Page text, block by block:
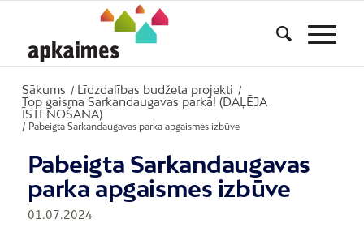
Sākums / Līdzdalības budžeta projekti /
Top gaisma Sarkandaugavas parkā! (DAĻĒJA
ĪSTENOŠANA)
/ Pabeigta Sarkandaugavas parka apgaismes izbūve
Pabeigta Sarkandaugavas
parka apgaismes izbūve
01.07.2024